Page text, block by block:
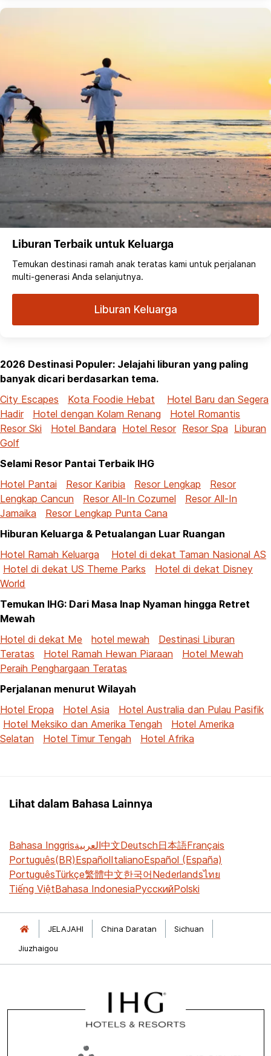
Liburan Terbaik untuk Keluarga
Temukan destinasi ramah anak teratas kami untuk perjalanan
multi-generasi Anda selanjutnya.
Liburan Keluarga
2026 Destinasi Populer: Jelajahi liburan yang paling
banyak dicari berdasarkan tema.
City Escapes
Kota Foodie Hebat
Hotel Baru dan Segera
Hadir
Hotel dengan Kolam Renang
Hotel Romantis
Resor Ski
Hotel Bandara Hotel Resor Resor Spa Liburan
Golf
Selami Resor Pantai Terbaik IHG
Hotel Pantai
Resor Karibia Resor Lengkap
Resor
Lengkap Cancun
Resor All-In Cozumel
Resor All-In
Jamaika
Resor Lengkap Punta Cana
Hiburan Keluarga & Petualangan Luar Ruangan
Hotel Ramah Keluarga
Hotel di dekat Taman Nasional AS
Hotel di dekat US Theme Parks
Hotel di dekat Disney
World
Temukan IHG: Dari Masa Inap Nyaman hingga Retret
Mewah
Hotel di dekat Me
hotel mewah
Destinasi Liburan
Teratas
Hotel Ramah Hewan Piaraan
Hotel Mewah
Peraih Penghargaan Teratas
Perjalanan menurut Wilayah
Hotel Eropa
Hotel Asia
Hotel Australia dan Pulau Pasifik
Hotel Meksiko dan Amerika Tengah
Hotel Amerika
Selatan
Hotel Timur Tengah Hotel Afrika
Lihat dalam Bahasa Lainnya
Bahasa Inggrisالعربية中文Deutsch日本語Français
Português(BR)EspañolItalianoEspañol (España)
PortuguêsTürkçe繁體中文한국어Nederlandsไทย
Tiếng ViệtBahasa IndonesiaРусскийPolski
JELAJAHI China Daratan
Sichuan
Jiuzhaigou